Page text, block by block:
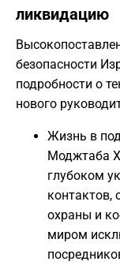
ликвидацию
безопасности
подробности о
нового
Жизнь в
Моджтаба
глубоком
контактов,
охраны и
миром